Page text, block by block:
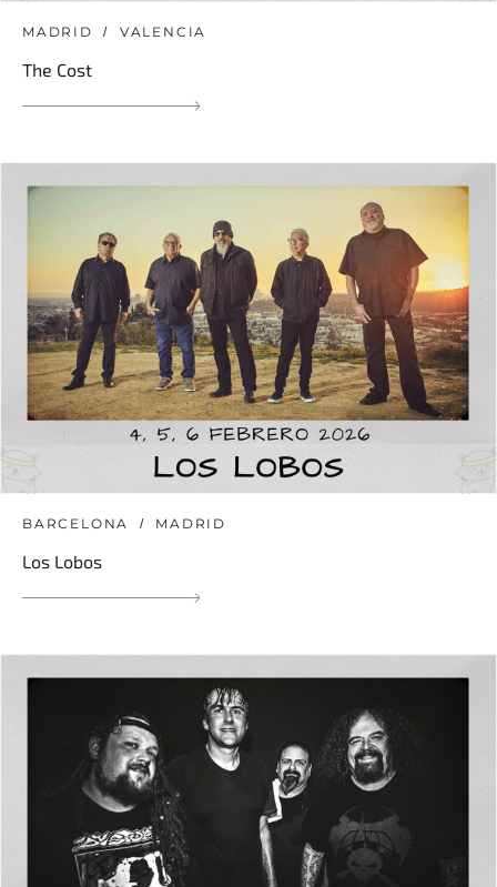
MADRID VALENCIA
The Cost
BARCELONA MADRID
Los Lobos